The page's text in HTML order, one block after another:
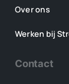
Over ons
Werken bij
Contact